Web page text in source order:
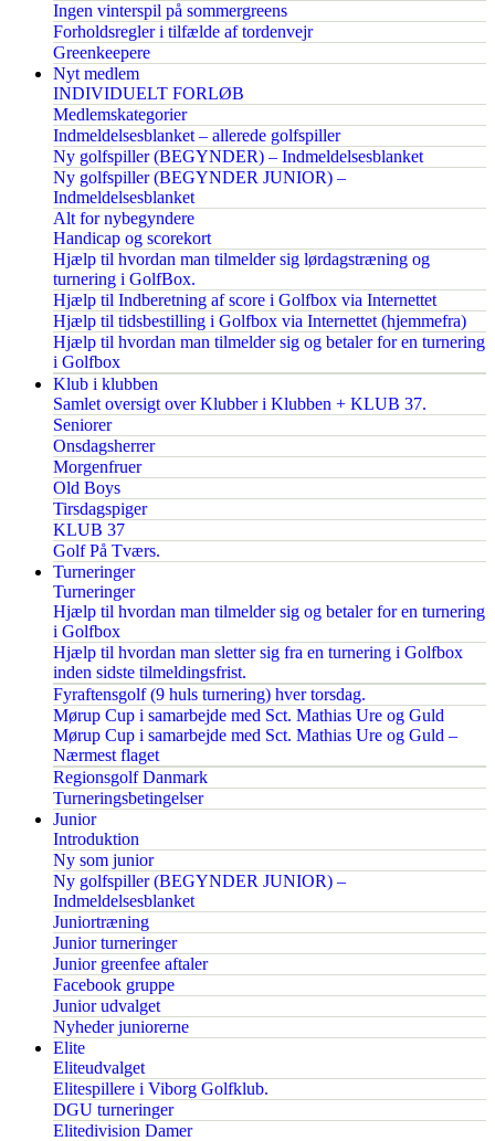
Ingen vinterspil på sommergreens
Forholdsregler i tilfælde af tordenvejr
Greenkeepere
Nyt medlem
INDIVIDUELT FORLØB
Medlemskategorier
Indmeldelsesblanket – allerede golfspiller
Ny golfspiller (BEGYNDER) – Indmeldelsesblanket
Ny golfspiller (BEGYNDER JUNIOR) –
Indmeldelsesblanket
Alt for nybegyndere
Handicap og scorekort
Hjælp til hvordan man tilmelder sig lørdagstræning og
turnering i GolfBox.
Hjælp til Indberetning af score i Golfbox via Internettet
Hjælp til tidsbestilling i Golfbox via Internettet (hjemmefra)
Hjælp til hvordan man tilmelder sig og betaler for en turnering
i Golfbox
Klub i klubben
Samlet oversigt over Klubber i Klubben + KLUB 37.
Seniorer
Onsdagsherrer
Morgenfruer
Old Boys
Tirsdagspiger
KLUB 37
Golf På Tværs.
Turneringer
Turneringer
Hjælp til hvordan man tilmelder sig og betaler for en turnering
i Golfbox
Hjælp til hvordan man sletter sig fra en turnering i Golfbox
inden sidste tilmeldingsfrist.
Fyraftensgolf (9 huls turnering) hver torsdag.
Mørup Cup i samarbejde med Sct. Mathias Ure og Guld
Mørup Cup i samarbejde med Sct. Mathias Ure og Guld –
Nærmest flaget
Regionsgolf Danmark
Turneringsbetingelser
Junior
Introduktion
Ny som junior
Ny golfspiller (BEGYNDER JUNIOR) –
Indmeldelsesblanket
Juniortræning
Junior turneringer
Junior greenfee aftaler
Facebook gruppe
Junior udvalget
Nyheder juniorerne
Elite
Eliteudvalget
Elitespillere i Viborg Golfklub.
DGU turneringer
Elitedivision Damer